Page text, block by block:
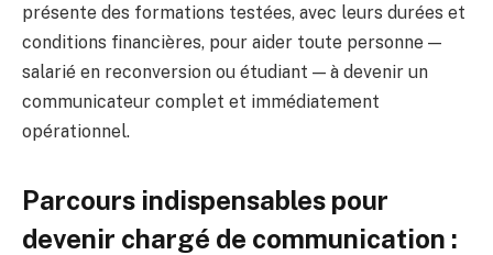
présente des formations testées, avec leurs durées et
conditions financières, pour aider toute personne —
salarié en reconversion ou étudiant — à devenir un
communicateur complet et immédiatement
opérationnel.
Parcours indispensables pour
devenir chargé de communication :